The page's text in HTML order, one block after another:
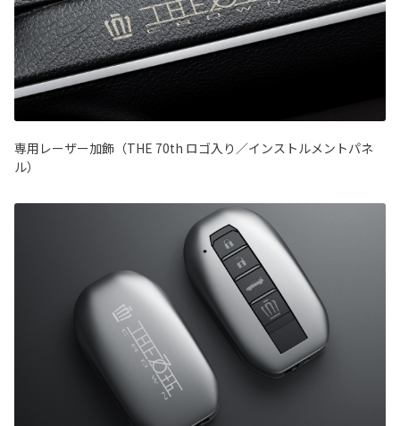
専用レーザー加飾（THE 70th ロゴ入り／インストルメントパネ
ル）